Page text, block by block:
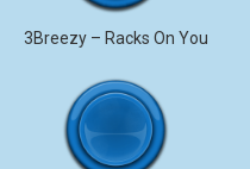
3Breezy – Racks On You